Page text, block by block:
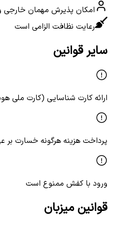
امکان پذیرش مهمان خارجی
رعایت نظافت الزامی است
سایر قوانین
ارائه کارت شناسایی (کارت ملی
پرداخت هزینه هرگونه خسارت
ورود با کفش ممنوع است
قوانین میزبان